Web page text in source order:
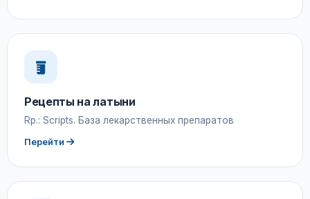
Рецепты на латыни
Rp.: Scripts. База лекарственных препаратов
Перейти